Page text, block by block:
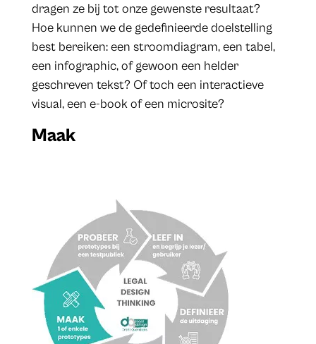
dragen ze bij tot onze gewenste resultaat?
Hoe kunnen we de gedefinieerde doelstelling
best bereiken: een stroomdiagram, een tabel,
een infographic, of gewoon een helder
geschreven tekst? Of toch een interactieve
visual, een e-book of een microsite?
Maak